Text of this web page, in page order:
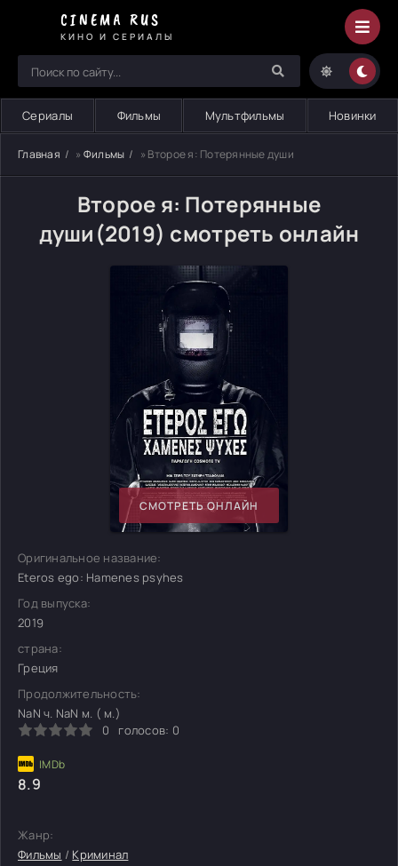
CINEMA RUS
КИНО И СЕРИАЛЫ
Сериалы Фильмы Мультфильмы Новинки
Главная » Фильмы » Второе я: Потерянные души
Второе я: Потерянные
души(2019) смотреть онлайн
СМОТРЕТЬ ОНЛАЙН
Оригинальное название:
Eteros ego: Hamenes psyhes
Год выпуска:
2019
страна:
Греция
Продолжительность:
NaN ч. NaN м. ( м.)
0
голосов: 0
8.9
Жанр:
Фильмы / Криминал